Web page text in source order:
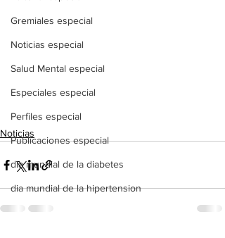
Gremiales especial
Noticias especial
Salud Mental especial
Especiales especial
Perfiles especial
Publicaciones especial
dia mundial de la diabetes
dia mundial de la hipertension
Noticias